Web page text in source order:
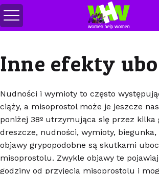
Przełącz
menu
Inne efekty
Nudności i wymioty to często
ciąży, a misoprostol może je jeszcze
poniżej 38º utrzymująca się przez kilka
dreszcze, nudności, wymioty, biegunka,
objawy grypopodobne są skutkami
misoprostolu. Zwykle objawy te
godziny od przyjęcia misoprostolu i